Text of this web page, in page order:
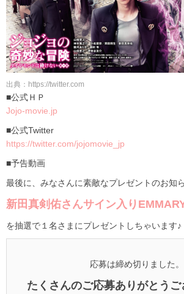
出典：https://twitter.com
■公式ＨＰ
Jojo-movie.jp
■公式Twitter
https://twitter.com/jojomovie_jp
■予告動画
最後に、みなさんに素敵なプレゼントのお知
新田真剣佑さんサイン入り
を抽選で１名さまにプレゼントしちゃいます♪
応募は締め切りました。
たくさんのご応募ありがとうご